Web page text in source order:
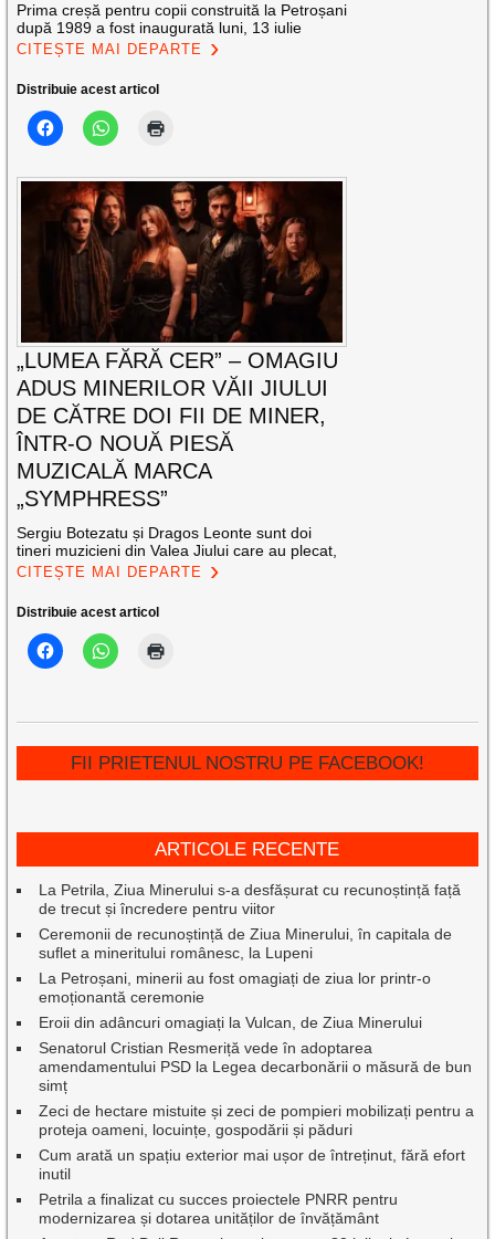
Prima creșă pentru copii construită la Petroșani
după 1989 a fost inaugurată luni, 13 iulie
CITEȘTE MAI DEPARTE
Distribuie acest articol
„LUMEA FĂRĂ CER” – OMAGIU
ADUS MINERILOR VĂII JIULUI
DE CĂTRE DOI FII DE MINER,
ÎNTR-O NOUĂ PIESĂ
MUZICALĂ MARCA
„SYMPHRESS”
Sergiu Botezatu și Dragos Leonte sunt doi
tineri muzicieni din Valea Jiului care au plecat,
CITEȘTE MAI DEPARTE
Distribuie acest articol
FII PRIETENUL NOSTRU PE FACEBOOK!
ARTICOLE RECENTE
La Petrila, Ziua Minerului s-a desfășurat cu recunoștință față
de trecut și încredere pentru viitor
Ceremonii de recunoștință de Ziua Minerului, în capitala de
suflet a mineritului românesc, la Lupeni
La Petroșani, minerii au fost omagiați de ziua lor printr-o
emoționantă ceremonie
Eroii din adâncuri omagiați la Vulcan, de Ziua Minerului
Senatorul Cristian Resmeriță vede în adoptarea
amendamentului PSD la Legea decarbonării o măsură de bun
simț
Zeci de hectare mistuite și zeci de pompieri mobilizați pentru a
proteja oameni, locuințe, gospodării și păduri
Cum arată un spațiu exterior mai ușor de întreținut, fără efort
inutil
Petrila a finalizat cu succes proiectele PNRR pentru
modernizarea și dotarea unităților de învățământ